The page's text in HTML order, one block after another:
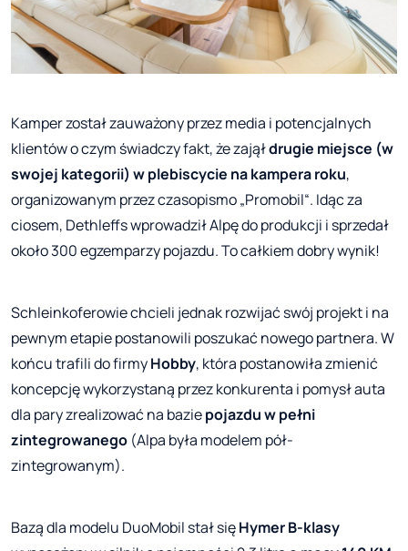
Kamper został zauważony przez media i potencjalnych
klientów o czym świadczy fakt, że zająłdrugie miejsce (w
swojej kategorii) w plebiscycie na kampera roku,
organizowanym przez czasopismo „Promobil“. Idąc za
ciosem, Dethleffs wprowadził Alpę do produkcji i sprzedał
około 300 egzemparzy pojazdu. To całkiem dobry wynik!
Schleinkoferowie chcieli jednak rozwijać swój projekt i na
pewnym etapie postanowili poszukać nowego partnera. W
końcu trafili do firmyHobby, która postanowiła zmienić
koncepcję wykorzystaną przez konkurenta i pomysł auta
dla pary zrealizować na baziepojazdu w pełni
zintegrowanego (Alpa była modelem pół-
zintegrowanym).
Bazą dla modelu DuoMobil stał sięHymer B-klasy